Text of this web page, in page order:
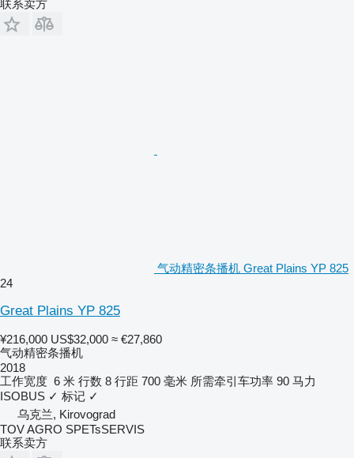
联系卖方
气动精密条播机 Great Plains YP 825
24
Great Plains YP 825
¥216,000 US$32,000 ≈ €27,860
气动精密条播机
2018
工作宽度 6 米 行数 8 行距 700 毫米 所需牵引车功率 90 马力
ISOBUS ✓ 标记 ✓
乌克兰, Kirovograd
TOV AGRO SPETsSERVIS
联系卖方